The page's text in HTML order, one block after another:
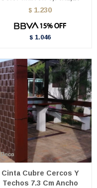
$ 1.230
$ 1.046
Cinta Cubre Cercos Y
Techos 7.3 Cm Ancho